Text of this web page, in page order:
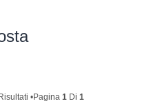
•Pagina 1 Di 1